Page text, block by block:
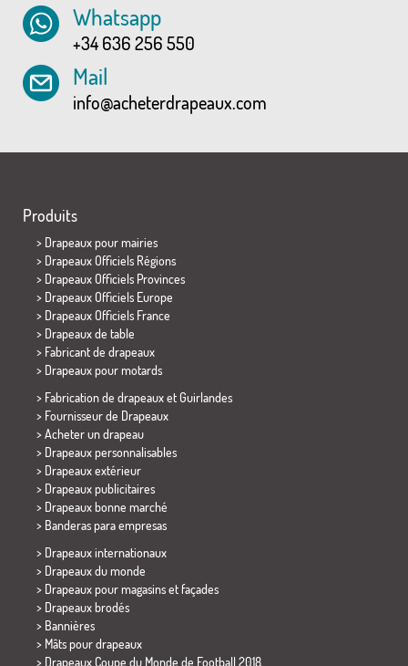
Whatsapp
+34 636 256 550
Mail
info@acheterdrapeaux.com
Produits
> Drapeaux pour mairies
> Drapeaux Officiels Régions
> Drapeaux Officiels Provinces
> Drapeaux Officiels Europe
> Drapeaux Officiels France
> Drapeaux de table
> Fabricant de drapeaux
> Drapeaux pour motards
> Fabrication de drapeaux et Guirlandes
> Fournisseur de Drapeaux
> Acheter un drapeau
> Drapeaux personnalisables
> Drapeaux extérieur
> Drapeaux publicitaires
> Drapeaux bonne marché
> Banderas para empresas
> Drapeaux internationaux
> Drapeaux du monde
> Drapeaux pour magasins et façades
> Drapeaux brodés
> Bannières
> Mâts pour drapeaux
> Drapeaux Coupe du Monde de Football 2018